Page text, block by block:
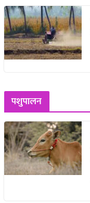
पशुपालन